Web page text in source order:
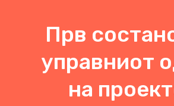
Прв
управниот
на